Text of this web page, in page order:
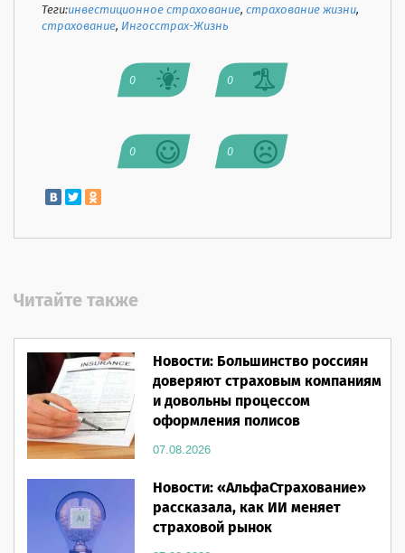
Теги:инвестиционное страхование,страхование жизни,
страхование, Ингосстрах-Жизнь
0 0
0 0
Читайте также
Новости: Большинство россиян
доверяют страховым компаниям
и довольны процессом
оформления полисов
07.08.2026
Новости: «АльфаСтрахование»
рассказала, как ИИ меняет
страховой рынок